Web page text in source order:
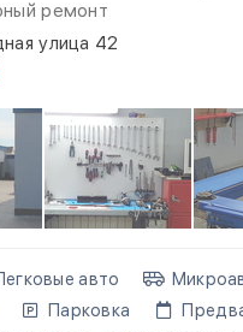
ремонт
улица 42
авто
Парковка